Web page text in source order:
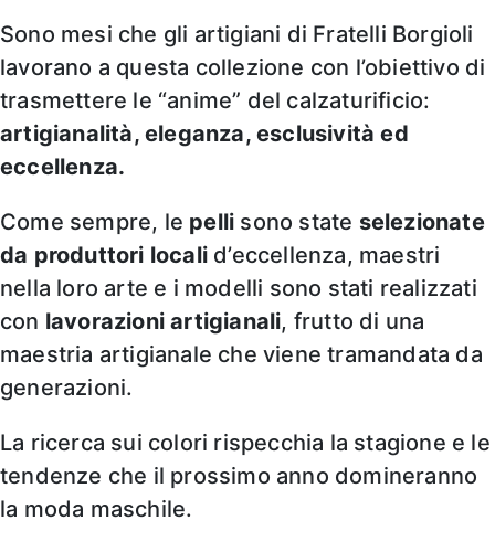
Sono mesi che gli artigiani di Fratelli Borgioli
lavorano a questa collezione con l’obiettivo di
trasmettere le “anime” del calzaturificio:
artigianalità, eleganza, esclusività ed
eccellenza.
Come sempre, le pelli sono state selezionate
da produttori locali d’eccellenza, maestri
nella loro arte e i modelli sono stati realizzati
con lavorazioni artigianali, frutto di una
maestria artigianale che viene tramandata da
generazioni.
La ricerca sui colori rispecchia la stagione e le
tendenze che il prossimo anno domineranno
la moda maschile.